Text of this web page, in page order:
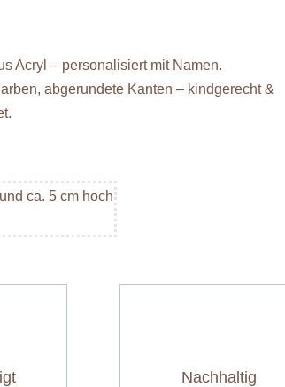
Acryl – personalisiert mit Namen.
abgerundete Kanten – kindgerecht &
ca. 5 cm hoch
Nachhaltig